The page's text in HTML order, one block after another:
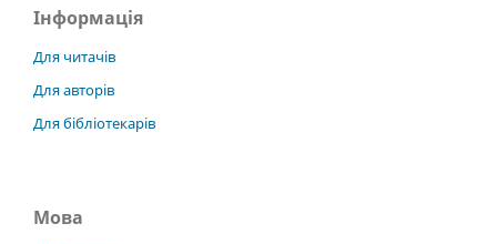
Інформація
Для читачів
Для авторів
Для бібліотекарів
Мова